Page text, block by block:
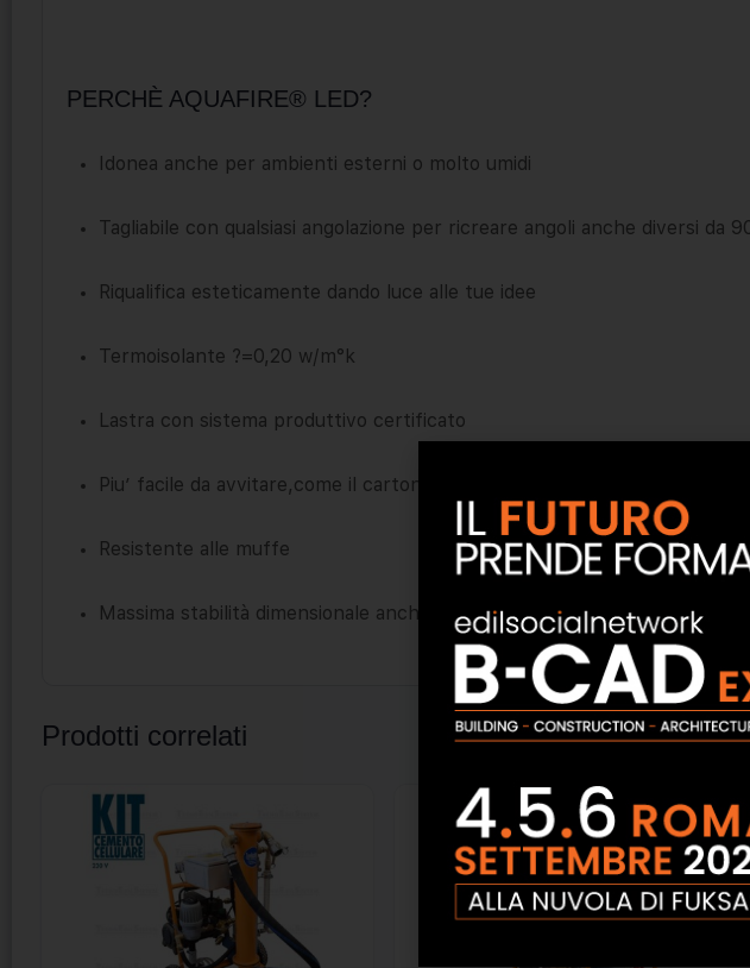
PERCHÈ AQUAFIRE® LED?
Idonea anche per ambienti esterni o molto umidi
Tagliabile con qualsiasi angolazione per ricreare angoli anche diversi da
Riqualifica esteticamente dando luce alle tue idee
Termoisolante ?=0,20 w/m°k
Lastra con sistema produttivo certificato
Piu’ facile da avvitare,come il cartongesso
Resistente alle muffe
Massima stabilità dimensionale anche in ambiente umido
Prodotti correlati